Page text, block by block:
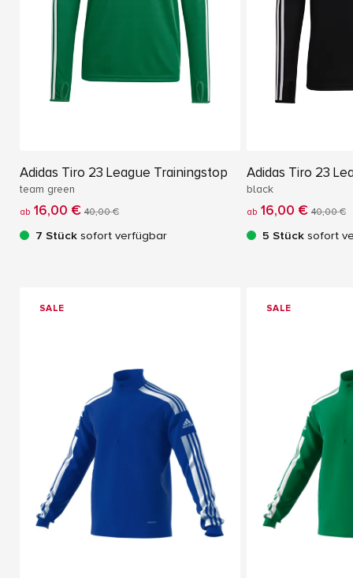
Adidas Tiro 23 League Trainingstop
team green
ab 16,00 € 40,00 €
7 Stück sofort verfügbar
Adidas Tiro 23
black
ab 16,00 € 40,00 €
5 Stück sofort
SALE SALE